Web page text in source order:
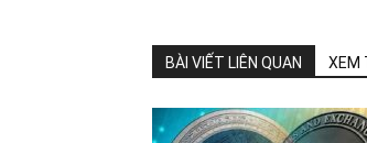
BÀI VIẾT LIÊN QUAN XEM